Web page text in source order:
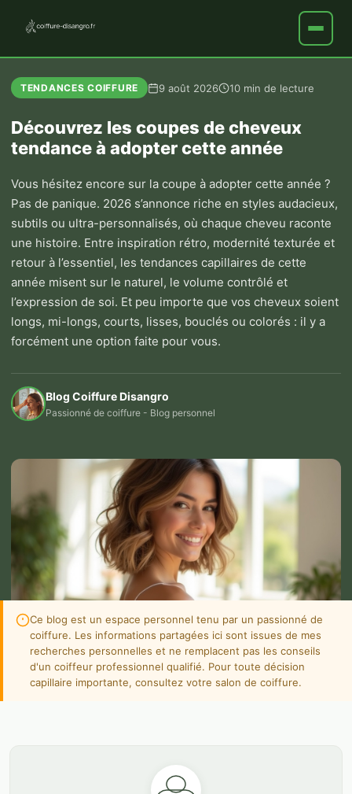
TENDANCES COIFFURE 9 août 2026 10 min de lecture
Découvrez les coupes de cheveux
tendance à adopter cette année
Vous hésitez encore sur la coupe à adopter cette année ?
Pas de panique. 2026 s’annonce riche en styles audacieux,
subtils ou ultra-personnalisés, où chaque cheveu raconte
une histoire. Entre inspiration rétro, modernité texturée et
retour à l’essentiel, les tendances capillaires de cette
année misent sur le naturel, le volume contrôlé et
l’expression de soi. Et peu importe que vos cheveux soient
longs, mi-longs, courts, lisses, bouclés ou colorés : il y a
forcément une option faite pour vous.
Blog Coiffure Disangro
Passionné de coiffure - Blog personnel
Ce blog est un espace personnel tenu par un passionné de
coiffure. Les informations partagées ici sont issues de mes
recherches personnelles et ne remplacent pas les conseils
d'un coiffeur professionnel qualifié. Pour toute décision
capillaire importante, consultez votre salon de coiffure.